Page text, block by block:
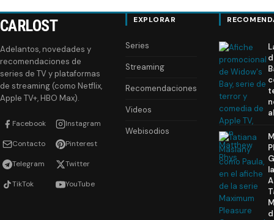
CARLOST
Adelantos, novedades y
recomendaciones de
series de TV y plataformas
de streaming (como Netflix,
Apple TV+, HBO Max).
Facebook Instagram
Contacto Pinterest
Telegram Twitter
TikTok YouTube
EXPLORAR
Series
Streaming
Recomendaciones
Videos
Webisodios